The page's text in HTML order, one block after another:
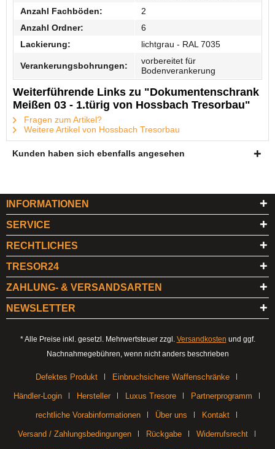
Anzahl Fachböden:
2
Anzahl Ordner:
6
Lackierung:
lichtgrau - RAL 7035
Verankerungsbohrungen:
vorbereitet für
Bodenverankerung
Weiterführende Links zu "Dokumentenschrank
Meißen 03 - 1.türig von Hossbach Tresorbau"
Fragen zum Artikel?
Weitere Artikel von Hossbach Tresorbau
Kunden haben sich ebenfalls angesehen
INFORMATIONEN
SERVICE
RECHTLICHES
TRESOR24
ZAHLUNG- & VERSANDSARTEN
NEWSLETTER
* Alle Preise inkl. gesetzl. Mehrwertsteuer zzgl. Versandkosten und ggf.
Nachnahmegebühren, wenn nicht anders beschrieben
Defektes Produkt Einbruchsichere Waffenschränke
Händler-Login Hersteller Luxus Tresore Partnerprogramm
rechtliche Vorabinformationen Über uns Kontakt
Versand / Zahlungsbedingungen Rückgabe Widerrufsrecht